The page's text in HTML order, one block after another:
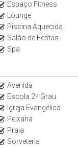
decoradas
Espaço Fitness
Lounge
Piscina Aquecida
Salão de Festas
Spa
Avenida
Escola 2º Grau
Igreja Evangélica
Peixaria
Praia
Sorveteria